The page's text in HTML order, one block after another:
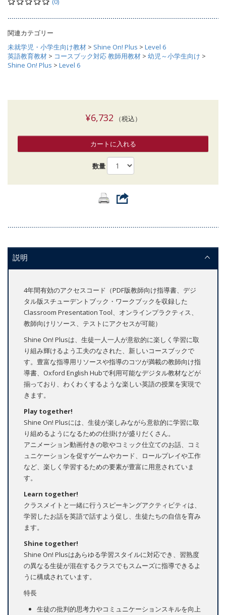
関連カテゴリー
未就学児・小学生向け教材 > Shine On! Plus > Level 6
英語教育教材 > コースブック対応 教師用教材 > 幼児～小学生向け >
Shine On! Plus > Level 6
¥6,732 （税込）
カートに入れる
数量
説明
4年間有効のアクセスコード（PDF版教師向け指導書、デジ
タル版スチューデントブック・ワークブックを収録した
Classroom Presentation Tool、オンラインプラクティス、
教師向けリソース、テストにアクセスが可能）
Shine On! Plusは、生徒一人一人が意欲的に楽しく学習に取
り組み輝けるよう工夫のなされた、新しいコースブックで
す。豊富な指導用リソースや指導のコツが満載の教師向け指
導書、Oxford English Hubで利用可能なデジタル教材などが
揃っており、わくわくするような楽しい英語の授業を実現で
きます。
Play together!
Shine On! Plusには、生徒が楽しみながら意欲的に学習に取
り組めるようになるための仕掛けが盛りだくさん。
アニメーション動画付きの歌やコミック仕立てのお話、コミ
ュニケーションを促すゲームやカード、ロールプレイや工作
など、楽しく学習するための要素が豊富に用意されていま
す。
Learn together!
クラスメイトと一緒に行うスピーキングアクティビティは、
学習したお話を英語で話すよう促し、生徒たちの自信を育み
ます。
Shine together!
Shine On! Plusはあらゆる学習スタイルに対応でき、習熟度
の異なる生徒が混在するクラスでもスムーズに指導できるよ
うに構成されています。
特長
生徒の批判的思考力やコミュニケーションスキルを向上